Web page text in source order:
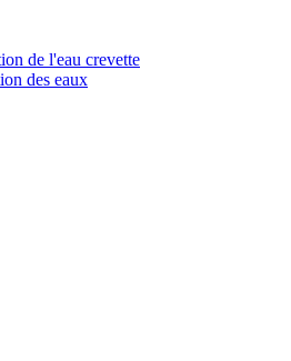
de l'eau crevette
des eaux